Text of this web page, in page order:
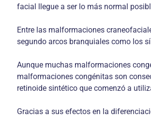
facial llegue a ser lo más normal
Entre las malformaciones
segundo arcos branquiales como los
Aunque muchas malformaciones
malformaciones congénitas son
retinoide sintético que comenzó a
Gracias a sus efectos en la